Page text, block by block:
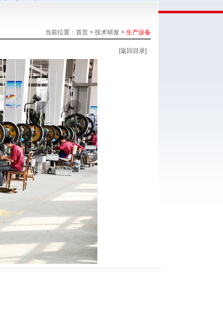
当前位置：首页 > 技术研发 > 生产设备
[返回目录]